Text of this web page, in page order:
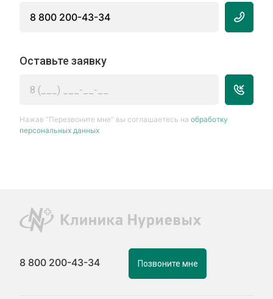
8 800 200-43-34
Оставьте заявку
Нажав “Перезвоните мне” вы соглашаетесь наобработку
персональных данных
8 800 200-43-34 Позвоните мне